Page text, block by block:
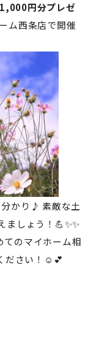
円分プレゼ
ム西条店で開催
かり♪ 素敵な土
ましょう！💪✨✨
てのマイホーム相
ださい！☺️💕